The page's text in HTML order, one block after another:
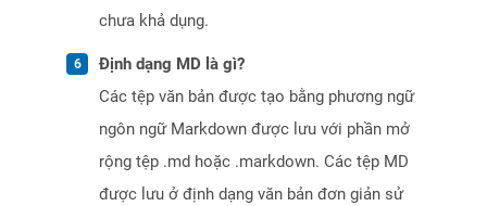
chưa khả dụng.
Định dạng MD là gì?
Các tệp văn bản được tạo bằng phương ngữ
ngôn ngữ Markdown được lưu với phần mở
rộng tệp .md hoặc .markdown. Các tệp MD
được lưu ở định dạng văn bản đơn giản sử